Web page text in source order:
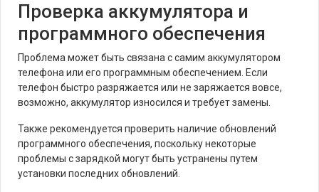
Проверка аккумулятора и
программного обеспечения
Проблема может быть связана с самим аккумулятором
телефона или его программным обеспечением. Если
телефон быстро разряжается или не заряжается вовсе,
возможно, аккумулятор износился и требует замены.
Также рекомендуется проверить наличие обновлений
программного обеспечения, поскольку некоторые
проблемы с зарядкой могут быть устранены путем
установки последних обновлений.